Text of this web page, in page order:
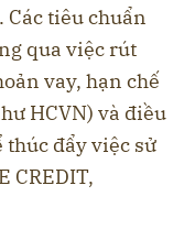
tiêu chuẩn
qua việc rút
vay, hạn chế
HCVN) và điều
đẩy việc sử
CREDIT,